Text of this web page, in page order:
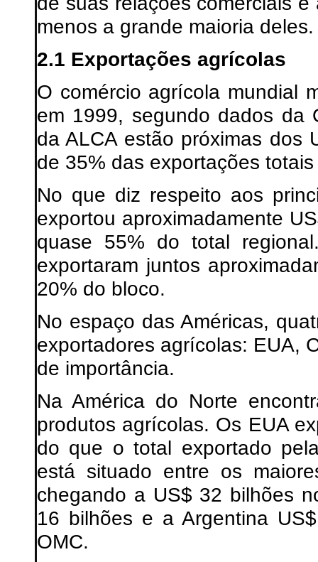
menos a grande maioria deles.
2.1 Exportações agrícolas
O comércio agrícola mundial
em 1999, segundo dados da
da ALCA estão próximas dos
de 35% das exportações
No que diz respeito aos
exportou aproximadamente
quase 55% do total
exportaram juntos
20% do bloco.
No espaço das Américas,
exportadores agrícolas: EUA,
de importância.
Na América do Norte
produtos agrícolas. Os EUA
do que o total exportado
está situado entre os
chegando a US$ 32 bilhões
16 bilhões e a Argentina
OMC.